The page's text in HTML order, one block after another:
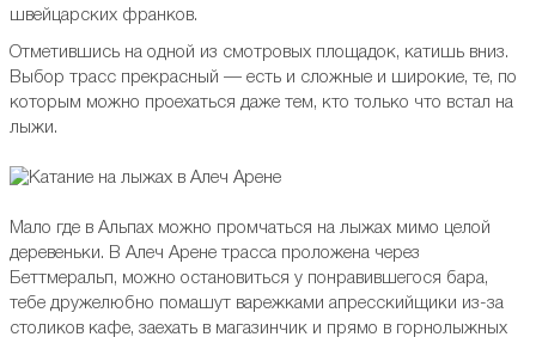
швейцарских франков.
Отметившись на одной из смотровых площадок, катишь вниз.
Выбор трасс прекрасный — есть и сложные и широкие, те, по
которым можно проехаться даже тем, кто только что встал на
лыжи.
Мало где в Альпах можно промчаться на лыжах мимо целой
деревеньки. В Алеч Арене трасса проложена через
Беттмеральп, можно остановиться у понравившегося бара,
тебе дружелюбно помашут варежками апресскийщики из-за
столиков кафе, заехать в магазинчик и прямо в горнолыжных